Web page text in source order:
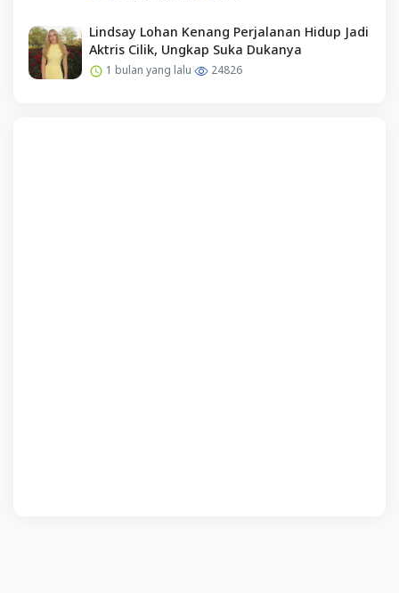
Lindsay Lohan Kenang Perjalanan Hidup Jadi
Aktris Cilik, Ungkap Suka Dukanya
1 bulan yang lalu 24826